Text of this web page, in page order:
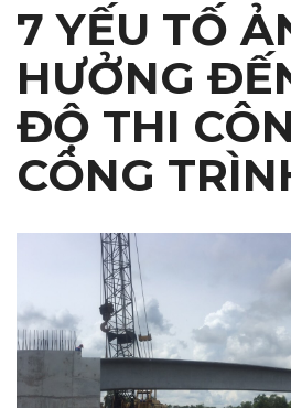
7 YẾU TỐ
HƯỞNG
ĐỘ THI
CÔNG